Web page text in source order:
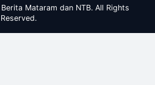
Mataram dan NTB. All Rights
Reserved.